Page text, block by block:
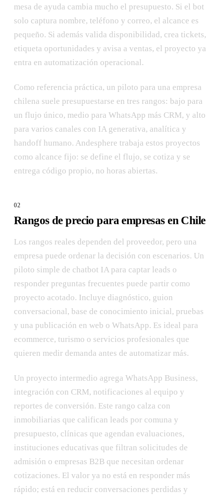
mesa de ayuda cambia mucho el presupuesto. Si el bot
solo captura nombre, teléfono y correo, el alcance es
pequeño. Si además valida disponibilidad, crea tickets,
etiqueta oportunidades y avisa a ventas, el proyecto ya
entra en automatización operacional.
Como referencia práctica, un piloto para una empresa
chilena suele presupuestarse en tres rangos: bajo para
un flujo único, medio para WhatsApp más CRM, y alto
para varios canales con IA generativa, analítica y
handoff humano. Andesphere trabaja estos proyectos
como alcance fijo: se define el flujo, se cotiza y se
entrega código propio, no horas abiertas.
Rangos de precio para empresas en Chile
Los rangos reales dependen del proveedor, pero una
empresa puede ordenar la decisión con escenarios. Un
piloto simple de chatbot IA para captar leads o
responder preguntas frecuentes puede partir como
proyecto acotado. Incluye diagnóstico, guion
conversacional, base de conocimiento inicial, pruebas
y una publicación en web o WhatsApp. Es ideal para
ecommerce, turismo o servicios profesionales que
quieren medir demanda antes de automatizar más.
Un proyecto intermedio agrega WhatsApp Business,
integración con CRM, notificaciones al equipo y
reportes de conversión. Este rango calza con
inmobiliarias que califican leads por comuna y
presupuesto, clínicas que agendan evaluaciones,
instituciones educativas que filtran solicitudes de
admisión o empresas B2B que necesitan ordenar
cotizaciones. El valor ya no está en responder más
rápido; está en reducir conversaciones perdidas y